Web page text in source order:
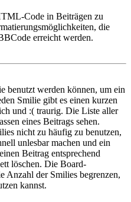
Code in Beiträgen zu
die
erreicht werden.
benutzt werden können, um ein
Smilie gibt es einen kurzen
und :( traurig. Die Liste aller
eines Beitrags sehen.
nicht zu häufig zu benutzen,
unlesbar machen und ein
Beitrag entsprechend
löschen. Die Board-
Anzahl der Smilies begrenzen,
kannst.